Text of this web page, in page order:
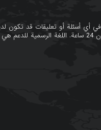
في أي أسئلة أو تعليقات قد تكون